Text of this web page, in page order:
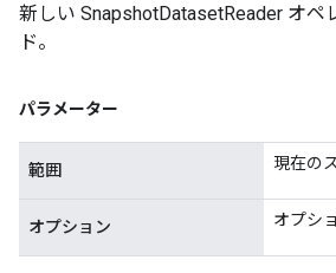
新しい SnapshotDatasetReader オ
ド。
パラメーター
範囲 現在の
オプション オプシ